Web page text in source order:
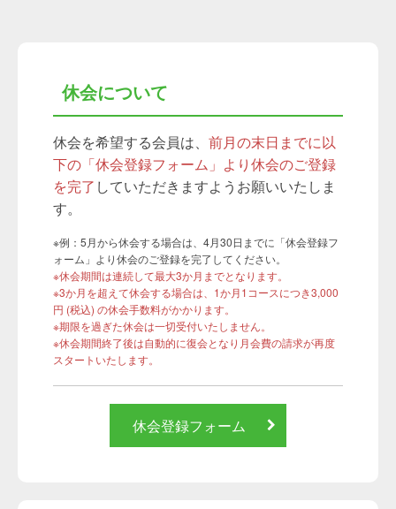
休会について
休会を希望する会員は、 前月の末日までに以
下の「休会登録フォーム」より休会のご登録
を完了 していただきますようお願いいたしま
す。
※例：5月から休会する場合は、4月30日までに「休会登録フ
ォーム」より休会のご登録を完了してください。
※休会期間は連続して最大3か月までとなります。
※3か月を超えて休会する場合は、1か月1コースにつき3,000
円 (税込) の休会手数料がかかります。
※期限を過ぎた休会は一切受付いたしません。
※休会期間終了後は自動的に復会となり月会費の請求が再度
スタートいたします。
休会登録フォーム